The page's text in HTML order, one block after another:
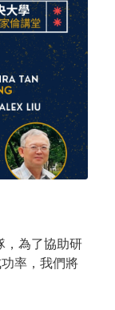
為了協助研
率，我們將